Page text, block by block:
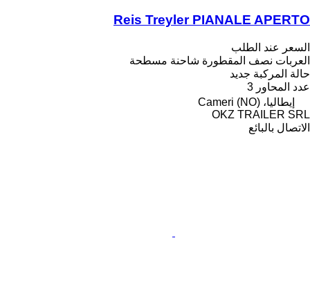
Reis Treyler PIANALE APERTO
السعر عند الطلب
العربات نصف المقطورة شاحنة مسطحة
حالة المركبة جديد
عدد المحاور 3
إيطاليا، Cameri (NO)
OKZ TRAILER SRL
الاتصال بالبائع